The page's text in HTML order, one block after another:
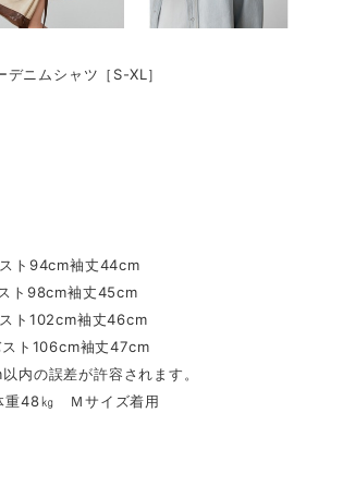
ニムシャツ［S-XL］
ト94cm袖丈44cm
ト98cm袖丈45cm
ト102cm袖丈46cm
ト106cm袖丈47cm
内の誤差が許容されます。
重48㎏ Ｍサイズ着用